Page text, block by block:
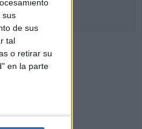
sus
de sus
tal
o retirar su
en la parte